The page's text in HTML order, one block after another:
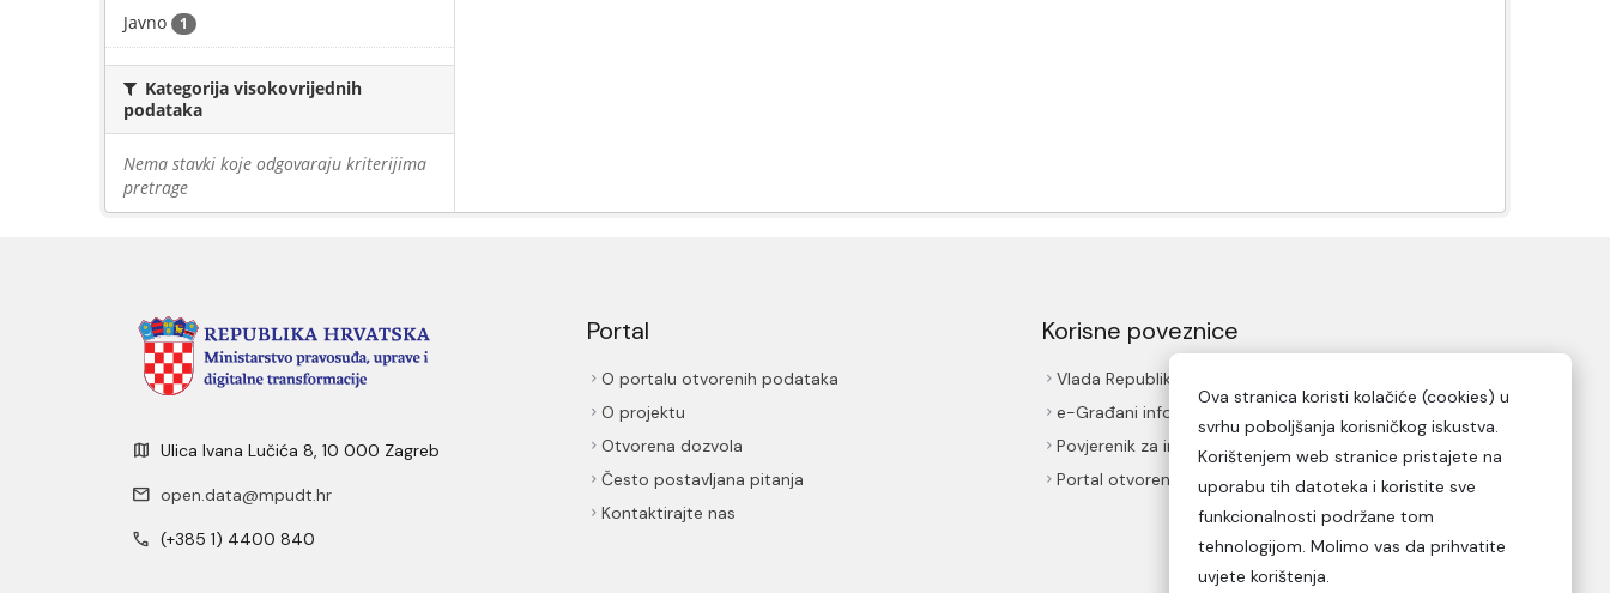
Javno 1
Kategorija visokovrijednih
podataka
Nema stavki koje odgovaraju kriterijima
pretrage